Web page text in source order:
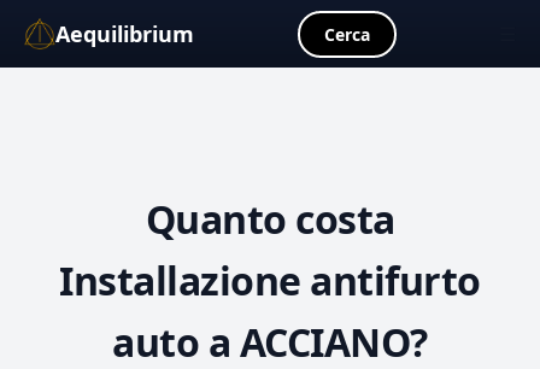
Aequilibrium Cerca
Quanto costa
Installazione antifurto
auto a ACCIANO?